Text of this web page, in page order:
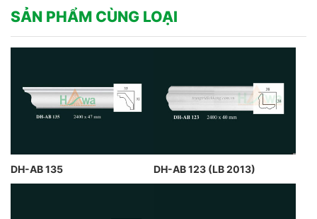
SẢN PHẨM CÙNG LOẠI
DH-AB 135 DH-AB 123 (LB 2013)